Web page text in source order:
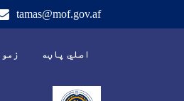
tamas@mof.gov.af
اصلي پاڼه